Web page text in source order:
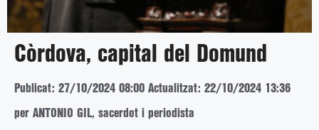
Còrdova, capital del Domund
Publicat: 27/10/2024 08:00 Actualitzat: 22/10/2024 13:36
per ANTONIO GIL, sacerdot i periodista